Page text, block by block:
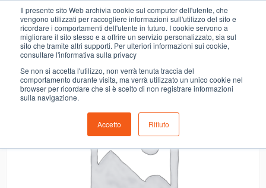
Il presente sito Web archivia cookie sul computer dell'utente, che
vengono utilizzati per raccogliere informazioni sull'utilizzo del sito e
ricordare i comportamenti dell'utente in futuro. I cookie servono a
migliorare il sito stesso e a offrire un servizio personalizzato, sia sul
sito che tramite altri supporti. Per ulteriori informazioni sui cookie,
consultare l'informativa sulla privacy
Se non si accetta l'utilizzo, non verrà tenuta traccia del
comportamento durante visita, ma verrà utilizzato un unico cookie nel
browser per ricordare che si è scelto di non registrare informazioni
sulla navigazione.
Accetto Rifiuto
BIRRA BABEL BIRRIFICIO FOGLIE D’ERBA